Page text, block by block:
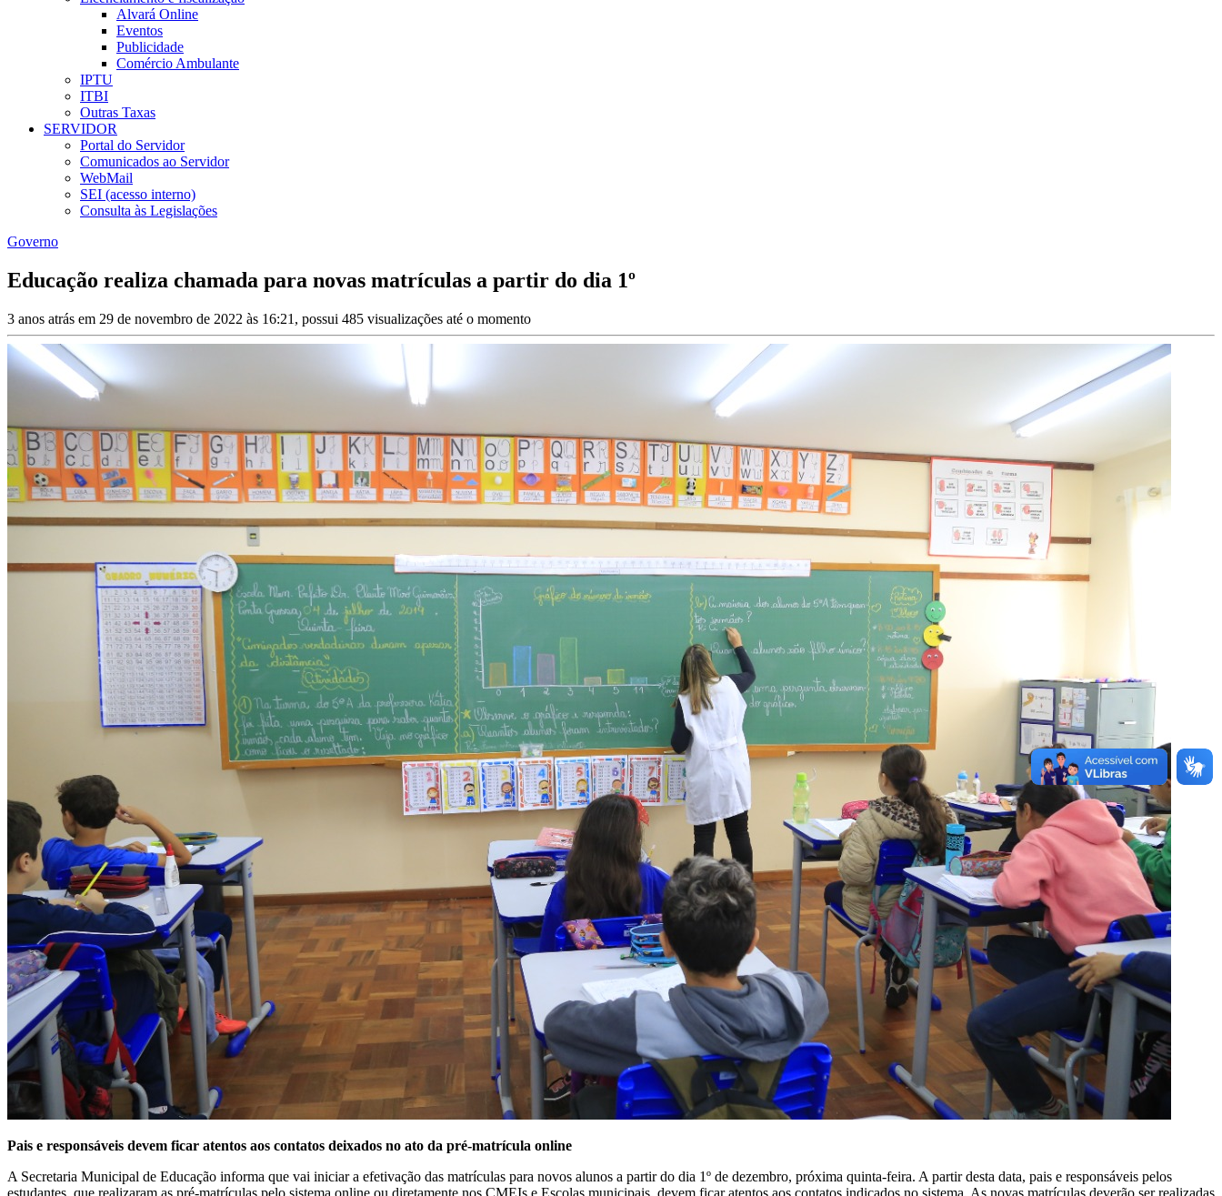
Alvará Online
Eventos
Publicidade
Comércio Ambulante
IPTU
ITBI
Outras Taxas
SERVIDOR
Portal do Servidor
Comunicados ao Servidor
WebMail
SEI (acesso interno)
Consulta às Legislações
Governo
Educação realiza chamada para novas matrículas a partir do dia 1º
3 anos atrás em 29 de novembro de 2022 às 16:21, possui 485 visualizações até o momento
Pais e responsáveis devem ficar atentos aos contatos deixados no ato da pré-matrícula online
A Secretaria Municipal de Educação informa que vai iniciar a efetivação das matrículas para novos alunos a partir do dia 1º de dezembro, próxima quinta-feira. A partir desta data, pais e responsáveis pelos
estudantes, que realizaram as pré-matrículas pelo sistema online ou diretamente nos CMEIs e Escolas municipais, devem ficar atentos aos contatos indicados no sistema. As novas matrículas deverão ser realizadas